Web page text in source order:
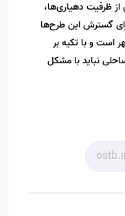
از ظرفیت دهیاری‌ها،
گسترش این طرح‌ها
است و با تکیه بر
نباید با مشکل